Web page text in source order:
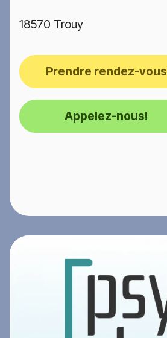
18570 Trouy
Prendre rendez-vous
Appelez-nous!